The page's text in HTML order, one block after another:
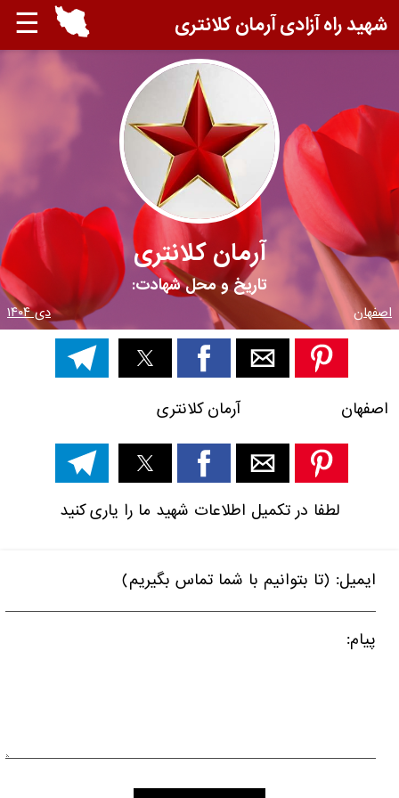
☰ شهید راه آزادی آرمان کلانتری
آرمان کلانتری
تاریخ و محل شهادت:
اصفهان دی ۱۴۰۴
اصفهان آرمان کلانتری
لطفا در تکمیل اطلاعات شهید ما را یاری کنید
ایمیل: (تا بتوانیم با شما تماس بگیریم)
پیام: